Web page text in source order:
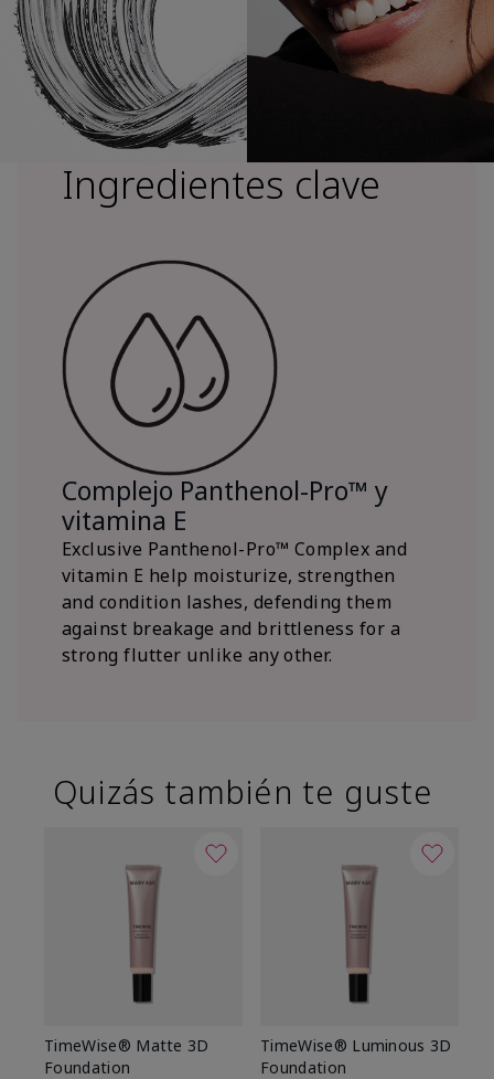
Ingredientes clave
Complejo Panthenol-Pro™ y
vitamina E
Exclusive Panthenol-Pro™ Complex and
vitamin E help moisturize, strengthen
and condition lashes, defending them
against breakage and brittleness for a
strong flutter unlike any other.
Quizás también te guste
TimeWise® Matte 3D
Foundation
TimeWise® Luminous 3D
Foundation